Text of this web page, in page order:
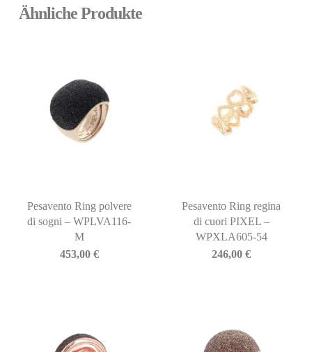
Ähnliche Produkte
Pesavento Ring polvere
di sogni – WPLVA116-
M
453,00 €
Pesavento Ring regina
di cuori PIXEL –
WPXLA605-54
246,00€